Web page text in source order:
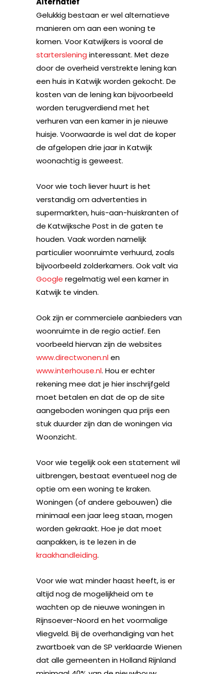
Gelukkig bestaan er wel alternatieve
manieren om aan een woning te
komen. Voor Katwijkers is vooral de
starterslening interessant. Met deze
door de overheid verstrekte lening kan
een huis in Katwijk worden gekocht. De
kosten van de lening kan bijvoorbeeld
worden terugverdiend met het
verhuren van een kamer in je nieuwe
huisje. Voorwaarde is wel dat de koper
de afgelopen drie jaar in Katwijk
woonachtig is geweest.
Voor wie toch liever huurt is het
verstandig om advertenties in
supermarkten, huis-aan-huiskranten of
de Katwijksche Post in de gaten te
houden. Vaak worden namelijk
particulier woonruimte verhuurd, zoals
bijvoorbeeld zolderkamers. Ook valt via
Google regelmatig wel een kamer in
Katwijk te vinden.
Ook zijn er commerciele aanbieders van
woonruimte in de regio actief. Een
voorbeeld hiervan zijn de websites
www.directwonen.nlen
www.interhouse.nl. Hou er echter
rekening mee dat je hier inschrijfgeld
moet betalen en dat de op de site
aangeboden woningen qua prijs een
stuk duurder zijn dan de woningen via
Woonzicht.
Voor wie tegelijk ook een statement wil
uitbrengen, bestaat eventueel nog de
optie om een woning te kraken.
Woningen (of andere gebouwen) die
minimaal een jaar leeg staan, mogen
worden gekraakt. Hoe je dat moet
aanpakken, is te lezen in de
kraakhandleiding.
Voor wie wat minder haast heeft, is er
altijd nog de mogelijkheid om te
wachten op de nieuwe woningen in
Rijnsoever-Noord en het voormalige
vliegveld. Bij de overhandiging van het
zwartboek van de SP verklaarde Wienen
dat alle gemeenten in Holland Rijnland